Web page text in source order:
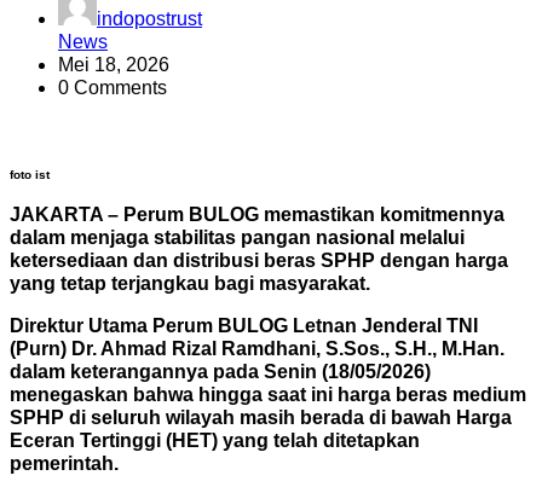
indopostrust
News
Mei 18, 2026
0 Comments
foto ist
JAKARTA – Perum BULOG memastikan komitmennya
dalam menjaga stabilitas pangan nasional melalui
ketersediaan dan distribusi beras SPHP dengan harga
yang tetap terjangkau bagi masyarakat.
Direktur Utama Perum BULOG Letnan Jenderal TNI
(Purn) Dr. Ahmad Rizal Ramdhani, S.Sos., S.H., M.Han.
dalam keterangannya pada Senin (18/05/2026)
menegaskan bahwa hingga saat ini harga beras medium
SPHP di seluruh wilayah masih berada di bawah Harga
Eceran Tertinggi (HET) yang telah ditetapkan
pemerintah.